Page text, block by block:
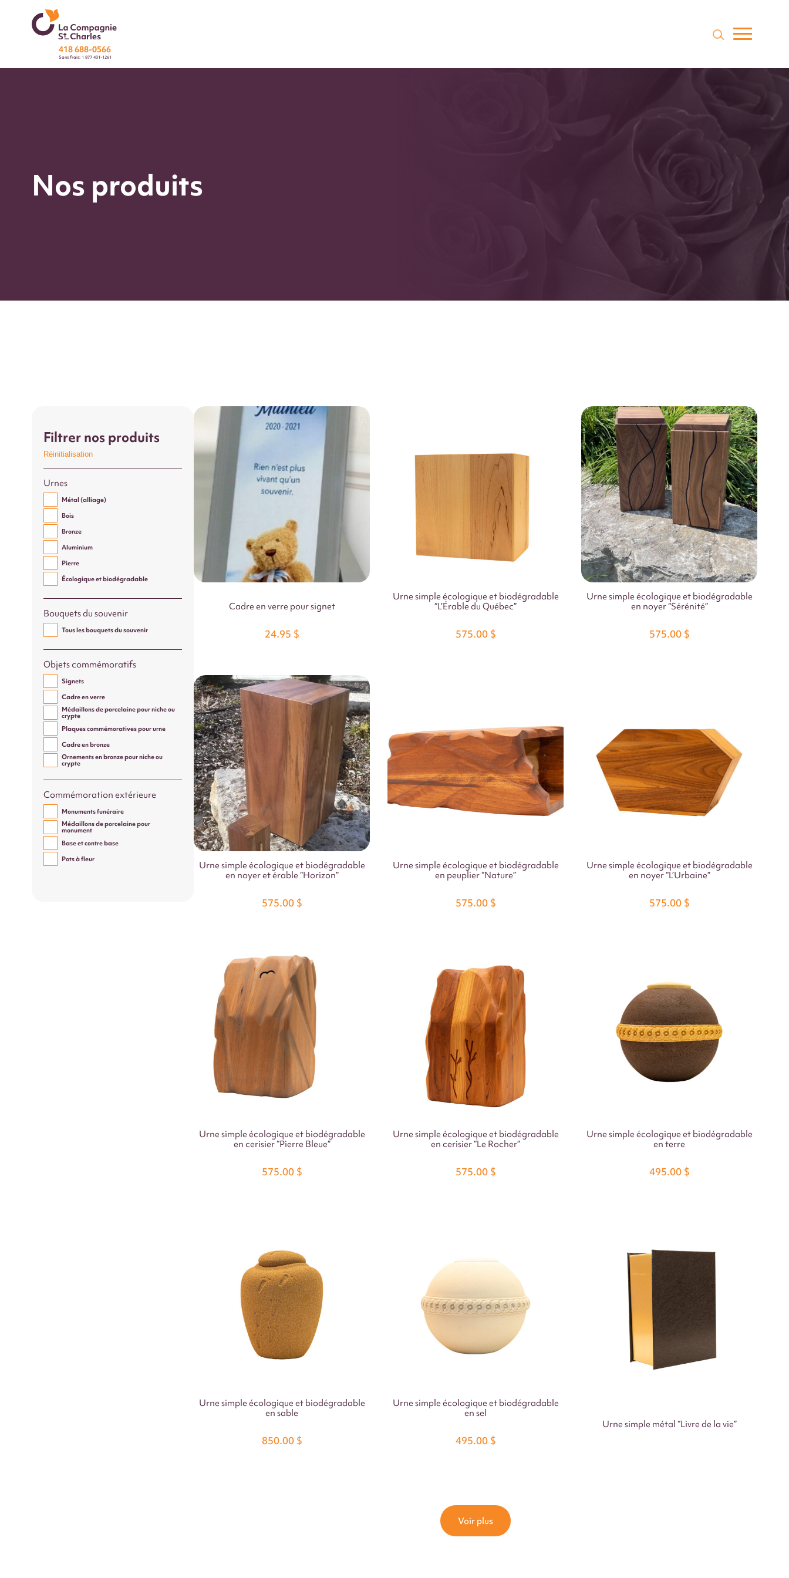
418 688-0566
Sans frais: 1 877 431-1261
Nos produits
Filtrer nos produits
Réinitialisation
Urnes
Métal (alliage)
Bois
Bronze
Aluminium
Pierre
Écologique et biodégradable
Bouquets du souvenir
Tous les bouquets du souvenir
Objets commémoratifs
Signets
Cadre en verre
Médaillons de porcelaine pour niche ou
crypte
Plaques commémoratives pour urne
Cadre en bronze
Ornements en bronze pour niche ou
crypte
Commémoration extérieure
Monuments funéraire
Médaillons de porcelaine pour
monument
Base et contre base
Pots à fleur
Cadre en verre pour signet
24.95 $
Urne simple écologique et biodégradable
“L’Érable du Québec”
575.00 $
Urne simple écologique et biodégradable
en noyer “Sérénité”
575.00 $
Urne simple écologique et biodégradable
en noyer et érable “Horizon”
575.00 $
Urne simple écologique et biodégradable
en peuplier “Nature”
575.00 $
Urne simple écologique et biodégradable
en noyer “L’Urbaine”
575.00 $
Urne simple écologique et biodégradable
en cerisier “Pierre Bleue”
575.00 $
Urne simple écologique et biodégradable
en cerisier “Le Rocher”
575.00 $
Urne simple écologique et biodégradable
en terre
495.00 $
Urne simple écologique et biodégradable
en sable
850.00 $
Urne simple écologique et biodégradable
en sel
495.00 $
Urne simple métal “Livre de la vie”
Voir plus